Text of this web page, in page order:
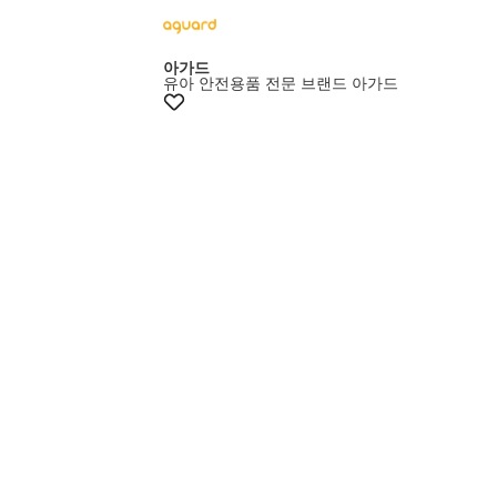
아가드
유아 안전용품 전문 브랜드 아가드